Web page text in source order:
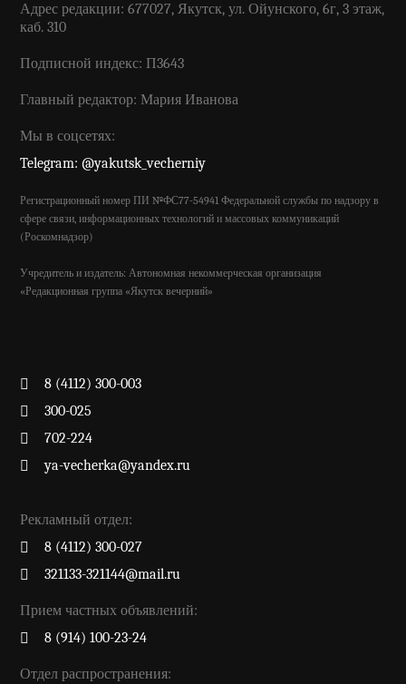
Адрес редакции: 677027, Якутск, ул. Ойунского, 6г, 3 этаж,
каб. 310
Подписной индекс: П3643
Главный редактор: Мария Иванова
Мы в соцсетях:
Telegram: @yakutsk_vecherniy
Регистрационный номер ПИ №ФС77-54941 Федеральной службы по надзору в
сфере связи, информационных технологий и массовых коммуникаций
(Роскомнадзор)
Учредитель и издатель: Автономная некоммерческая организация
«Редакционная группа «Якутск вечерний»
8 (4112) 300-003
300-025
702-224
ya-vecherka@yandex.ru
Рекламный отдел:
8 (4112) 300-027
321133-321144@mail.ru
Прием частных объявлений:
8 (914) 100-23-24
Отдел распространения: